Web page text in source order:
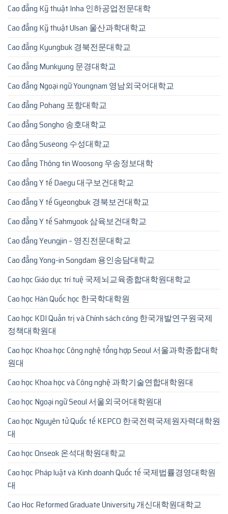
Cao đẳng Kỹ thuật Inha 인하공업전문대학
Cao đẳng Kỹ thuật Ulsan 울산과학대학교
Cao đẳng Kyungbuk 경북전문대학교
Cao đẳng Munkyung 문경대학교
Cao đẳng Ngoại ngữ Youngnam 영남외국어대학교
Cao đẳng Pohang 포항대학교
Cao đẳng Songho 송호대학교
Cao đẳng Suseong 수성대학교
Cao đẳng Thông tin Woosong 우송정보대학
Cao đẳng Y tế Daegu 대구보건대학교
Cao đẳng Y tế Gyeongbuk 경북보건대학교
Cao đẳng Y tế Sahmyook 삼육보건대학교
Cao đẳng Yeungjin – 영진전문대학교
Cao đẳng Yong-in Songdam 용인송담대학교
Cao học Giáo dục trí tuệ 국제뇌교육종합대학원대학교
Cao học Hàn Quốc học 한국학대학원
Cao học KDI Quản trị và Chính sách công 한국개발연구원국제
정책대학원대
Cao học Khoa học Công nghệ tổng hợp Seoul 서울과학종합대학
원대
Cao học Khoa học và Công nghệ 과학기술연합대학원대
Cao học Ngoại ngữ Seoul 서울외국어대학원대
Cao học Nguyên tử Quốc tế KEPCO 한국전력국제원자력대학원
대
Cao học Onseok 온석대학원대학교
Cao học Pháp luật và Kinh doanh Quốc tế 국제법률경영대학원
대
Cao Hoc Reformed Graduate University 개신대학원대학교